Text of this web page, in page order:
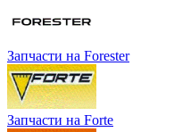
Запчасти на Forester
Запчасти на Forte